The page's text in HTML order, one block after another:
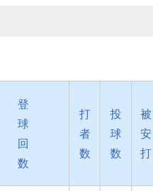
登
球
回
数
打
者
数
投
球
数
被
安
打